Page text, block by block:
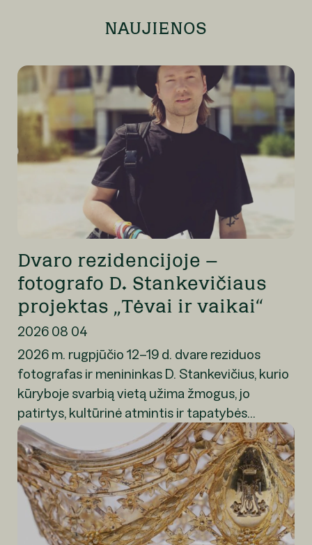
NAUJIENOS
Dvaro rezidencijoje –
fotografo D. Stankevičiaus
projektas „Tėvai ir vaikai“
2026 08 04
2026 m. rugpjūčio 12–19 d. dvare reziduos
fotografas ir menininkas D. Stankevičius, kurio
kūryboje svarbią vietą užima žmogus, jo
patirtys, kultūrinė atmintis ir tapatybės...